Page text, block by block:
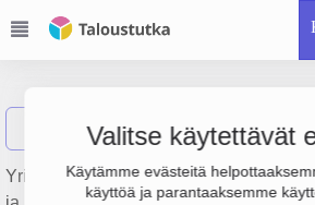
Valitse käytettävät
Käytämme evästeitä
käyttöä ja parantaaksemme
Näytä haku Tumik
Yrityksen Tumik Oy liikevaihto on 341